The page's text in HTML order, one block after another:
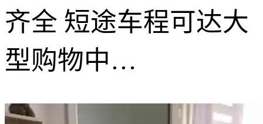
齐全 短途车程可达大
型购物中…